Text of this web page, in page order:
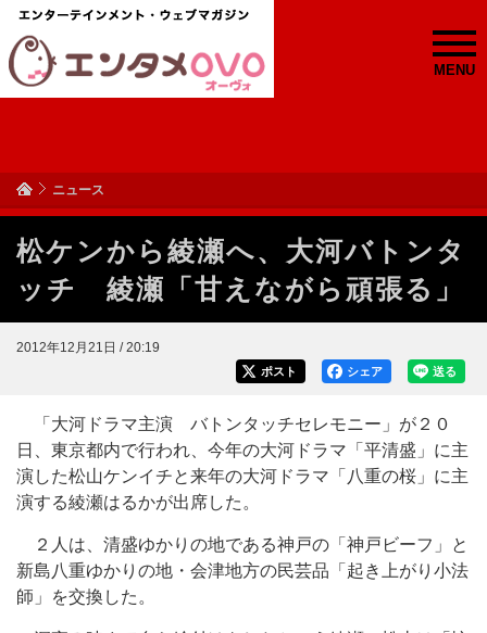
MENU
ニュース
松ケンから綾瀬へ、大河バトンタ
ッチ 綾瀬「甘えながら頑張る」
2012年12月21日 / 20:19
送る
シェア
ポスト
「大河ドラマ主演 バトンタッチセレモニー」が２０
日、東京都内で行われ、今年の大河ドラマ「平清盛」に主
演した松山ケンイチと来年の大河ドラマ「八重の桜」に主
演する綾瀬はるかが出席した。
２人は、清盛ゆかりの地である神戸の「神戸ビーフ」と
新島八重ゆかりの地・会津地方の民芸品「起き上がり小法
師」を交換した。